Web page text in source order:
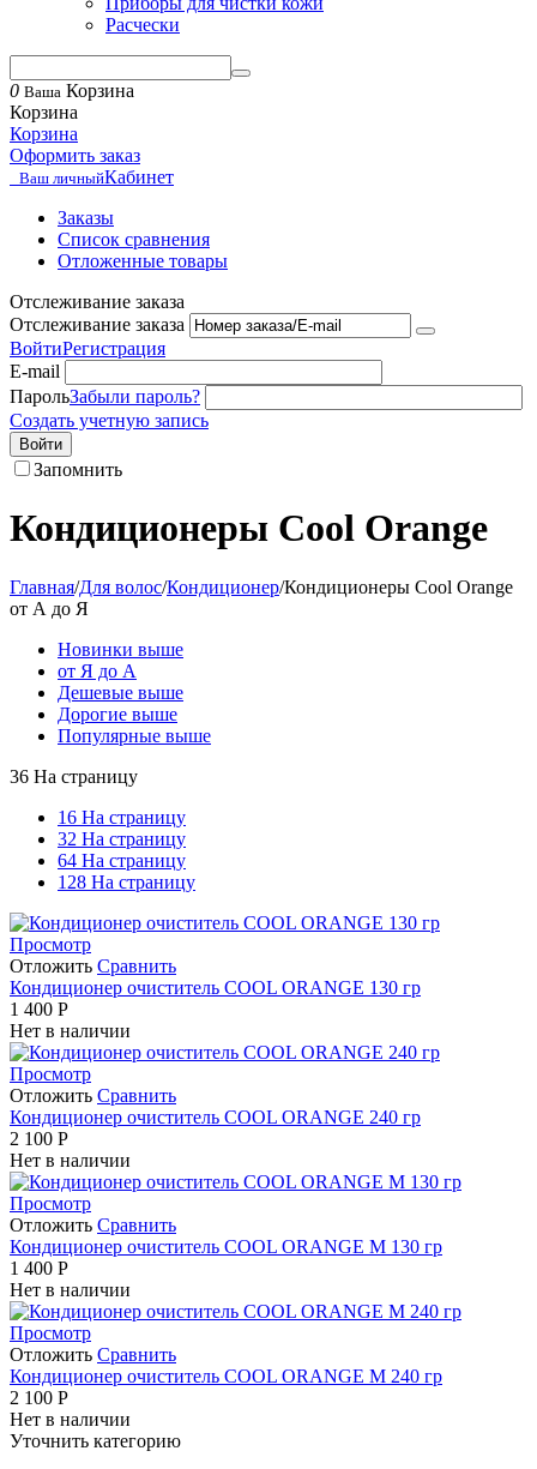
Расчески
0 Ваша Корзина
Корзина
Корзина
Оформить заказ
Ваш личныйКабинет
Заказы
Список сравнения
Отложенные товары
Отслеживание заказа
Отслеживание заказа
ВойтиРегистрация
E-mail
ПарольЗабыли пароль?
Создать учетную запись
Войти
Запомнить
Кондиционеры Cool Orange
Главная/Для волос/Кондиционер/Кондиционеры Cool Orange
от А до Я
Новинки выше
от Я до А
Дешевые выше
Дорогие выше
Популярные выше
36 На страницу
16 На страницу
32 На страницу
64 На страницу
128 На страницу
Просмотр
Отложить Сравнить
Кондиционер очиститель COOL ORANGE 130 гр
1 400 Р
Нет в наличии
Просмотр
Отложить Сравнить
Кондиционер очиститель COOL ORANGE 240 гр
2 100 Р
Нет в наличии
Просмотр
Отложить Сравнить
Кондиционер очиститель COOL ORANGE M 130 гр
1 400 Р
Нет в наличии
Просмотр
Отложить Сравнить
Кондиционер очиститель COOL ORANGE M 240 гр
2 100 Р
Нет в наличии
Уточнить категорию